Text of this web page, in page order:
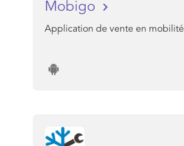
Mobigo
Application de vente en mobilité